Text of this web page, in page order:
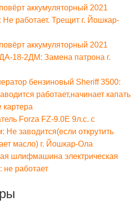
аккумуляторный 2021
Не работает. Трещит г. Йошкар-
аккумуляторный 2021
18-2ДМ: Замена патрона г.
бензиновый Sheriff 3500:
работает,начинает капать
картера
Forza FZ-9.0E 9л.с. с
Не заводится(если открутить
масло) г. Йошкар-Ола
шлифмашина электрическая
не работает